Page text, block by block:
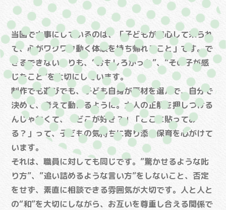
当園で大事にしているのは、「子どもが安心して来られ
て、心がワクワク動く体験を持ち帰れること」です。で
きるできないよりも、“おもしろかった”、”その子が感
じたこと”を大切にしています。
制作でも遊びでも、子ども自身が素材を選んで、自分で
決めて、考えて動けるように。大人の正解を押しつける
んじゃなくて、「どこが好き？」「ここに貼ってみ
る？」って、子どもの気持ちに寄り添う保育を心がけて
います。
それは、職員に対しても同じです。”驚かせるような𠮟
り方”、”追い詰めるような言い方”をしないこと、否定
をせず、素直に相談できる雰囲気が大切です。人と人と
の“和”を大切にしながら、お互いを尊重し合える関係で